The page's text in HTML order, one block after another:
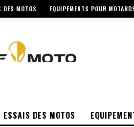
DES MOTOS EQUIPEMENTS POUR
ESSAIS DES MOTOS